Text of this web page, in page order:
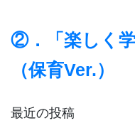
②．「楽しく
（保育Ver.）
最近の投稿